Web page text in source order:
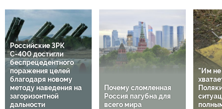
Российские ЗРК
С-400 достигли
беспрецедентного
поражения целей
благодаря новому
методу наведения на
загоризонтной
дальности
Почему сломленная
Россия пагубна для
всего мира
"Им не